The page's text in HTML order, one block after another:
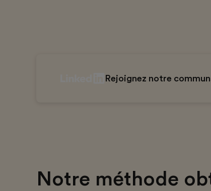
Rejoignez notre
Notre méthode